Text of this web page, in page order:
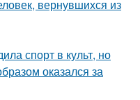
вернувшихся из
спорт в культ, но
оказался за